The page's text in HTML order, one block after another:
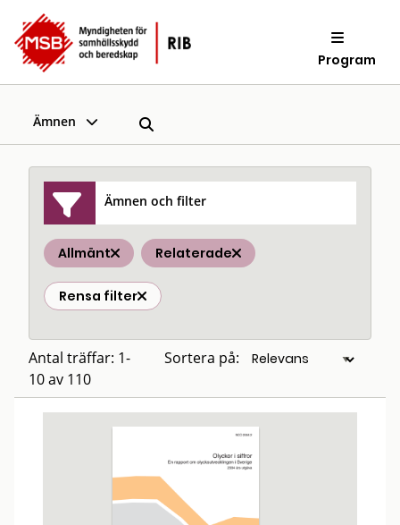
Program
Ämnen
Ämnen och filter
Allmänt Relaterade
Rensa filter
Antal träffar: 1-
10 av 110
Sortera på: